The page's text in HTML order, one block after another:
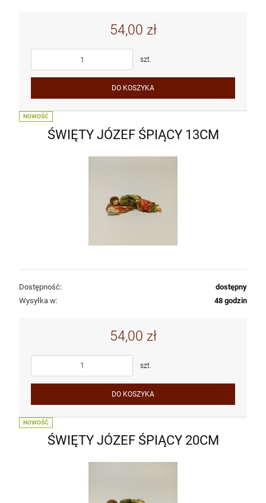
54,00 zł
szt.
DO KOSZYKA
ŚWIĘTY JÓZEF ŚPIĄCY 13CM
Dostępność:
dostępny
Wysyłka w:
48 godzin
54,00 zł
szt.
DO KOSZYKA
NOWOŚĆ
ŚWIĘTY JÓZEF ŚPIĄCY 20CM
NOWOŚĆ